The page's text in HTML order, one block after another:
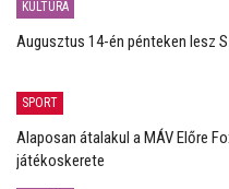
KULTÚRA
Augusztus 14-én pénteken lesz
SPORT
Alaposan átalakul a MÁV Előre
játékoskerete